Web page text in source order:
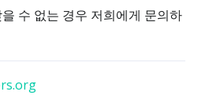
수 없는 경우 저희에게 문의하